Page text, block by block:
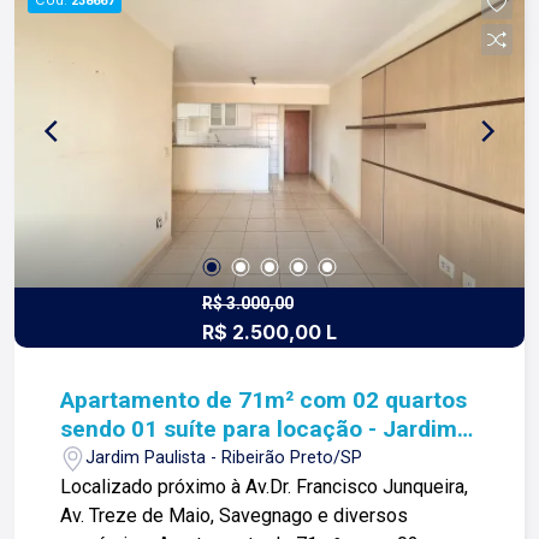
construindo relacionamentos e confiança com
clientes e proprietários.
R$ 3.000,00
R$ 2.500,00 L
Apartamento de 71m² com 02 quartos
sendo 01 suíte para locação - Jardim
Paulista
Jardim Paulista - Ribeirão Preto/SP
Localizado próximo à Av.Dr. Francisco Junqueira,
Av. Treze de Maio, Savegnago e diversos